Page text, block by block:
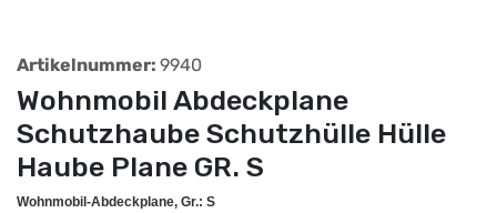
Artikelnummer: 9940
Wohnmobil Abdeckplane
Schutzhaube Schutzhülle Hülle
Haube Plane GR. S
Wohnmobil-Abdeckplane, Gr.: S